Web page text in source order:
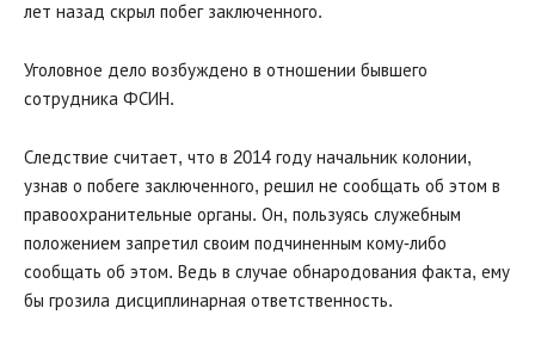
лет назад скрыл побег заключенного.
Уголовное дело возбуждено в отношении бывшего
сотрудника ФСИН.
Следствие считает, что в 2014 году начальник колонии,
узнав о побеге заключенного, решил не сообщать об этом в
правоохранительные органы. Он, пользуясь служебным
положением запретил своим подчиненным кому-либо
сообщать об этом. Ведь в случае обнародования факта, ему
бы грозила дисциплинарная ответственность.